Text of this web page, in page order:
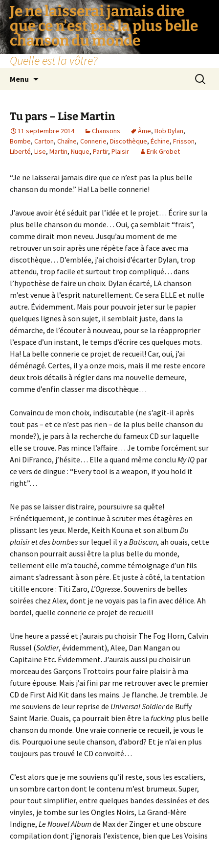
Je ne laisserai jamais dire
que ce n'est pas la plus belle
chanson du monde
Quelle est la vôtre?
Menu
Tu pars – Lise Martin
11 septembre 2014 Chansons Âme, Bob Dylan,
Bombe, Carton, Chaîne, Connerie, Discothèque, Échine, Frisson,
Liberté, Lise, Martin, Nuque, Partir, Plaisir Erik Grobet
“Je ne laisserai jamais dire que ce n’est pas la plus belle
chanson du monde.” Ha! La belle connerie!
J’avoue avoir été séduit par l’idée et le projet… Écrire sur la
plus belle chanson du monde… Oui, ça semblait “frais”,
comme dirait mon neveu. Jusqu’au moment de me
retrouver un soir après une répète face à face avec ma
discothèque… D’emblée, j’ai choisi d’écarter Dylan, trop
attendu, trop facile et surtout trop compliqué… dans
l’hypothèse de faire un choix. Dylan écarté, LA chanson
m’est venue à l’esprit naturellement. Ce sera ELLE et nulle
autre. Évidemment. Mais pour pouvoir jeter sur le papier
quelques lignes à son sujet, il semblait juste, dans la
démarche, de l’écouter à nouveau, pour se la réapproprier
l’espace d’un instant, le temps d’écrire ces quelques mots.
Ha! La belle connerie ce projet de recueil! Car, oui, j’ai
déménagé. Certes, il y a onze mois, mais il me reste encore
deux trois détails à régler dans ma nouvelle demeure,
comme d’enfin classer ma discothèque…
Convaincu de mon choix, indiscutable (ne s’agit-il après
tout pas – et ce n’est pas rien – de la plus belle chanson du
monde?), je pars à la recherche du fameux CD sur laquelle
elle se trouve. Pas mince l’affaire… Je tombe forcément sur
Ani DiFranco, j’hésite… Elle a quand même conclu My IQ par
ce vers de dingue : “Every tool is a weapon, if you hold it
right”…
Ne pas se laisser distraire, poursuivre sa quête!
Frénétiquement, je continue à scruter mes étagères en
plissant les yeux. Merde, Keith Kouna et son album Du
plaisir et des bombessur lequel il y a Batiscan, ah ouais, cette
chanson pourrait aussi être la plus belle du monde,
tellement elle m’a touché, comme témoignage d’un fils
aimant s’adressant à son père. Et juste à côté, la tentation
titille encore : Titi Zaro, L’Ogresse. Souvenirs de belles
soirées chez Alex, dont je ne voyais pas la fin avec délice. Ah
bordel, quelle connerie ce projet de recueil!
Une heure a passé et j’aurais pu choisir The Fog Horn, Calvin
Russel (Soldier, évidemment), Alee, Dan Mangan ou
Capitaine Etc. Évidemment. J’aurais aussi pu choisir un
morceau des Garçons Trottoirs pour faire plaisir à ma
future épouse. Mais j’ai fini par me retrouver avec le premier
CD de First Aid Kit dans les mains. Je flanche. Je tremble. Je
me souviens de leur reprise de Universal Soldierde Buffy
Saint Marie. Ouais, ça pourrait bien être la fucking plus belle
chanson du monde. Une vraie connerie ce recueil, je vous le
dis. Pourquoi une seule chanson, d’abord? Et je n’ai en plus
toujours pas trouvé le CD convoité…
C’est alors que je me souviens qu’il reste, sous les escaliers,
un sombre carton dont le contenu m’est brumeux. Super,
pour tout simplifier, entre quelques bandes dessinées et des
vinyles, je tombe sur les Ongles Noirs, La Grand-Mère
Indigne, Le Nouvel Album de Max der Zinger et une obscure
compilation dont j’ignorais l’existence, bien que Les Voisins